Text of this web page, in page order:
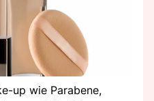
up wie Parabene,